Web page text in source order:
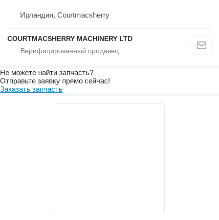
Ирландия, Courtmacsherry
COURTMACSHERRY MACHINERY LTD
Не можете найти запчасть?
Отправьте заявку прямо сейчас!
Заказать запчасть